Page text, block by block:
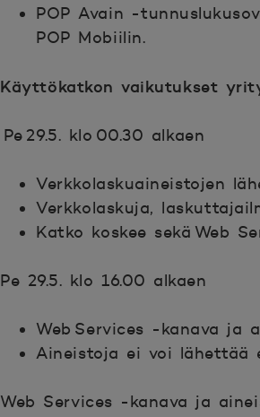
POP Avain -
POP Mobiilin.
Käyttökatkon vaikutukset
Pe 29.5. klo 00.30 alkaen
Verkkolaskuaineistojen
Verkkolaskuja,
Katko koskee sekä Web
Pe 29.5. klo 16.00 alkaen
Web Services -kanava ja
Aineistoja ei voi lähettää
Web Services -kanava ja